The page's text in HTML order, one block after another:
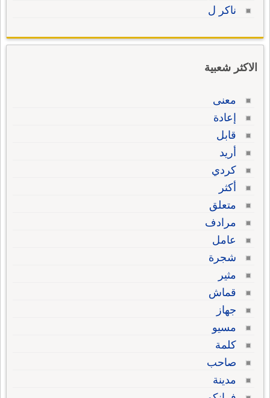
ناكر ل
الاكثر شعبية
معنى
إعادة
قابل
أريد
كردي
أكثر
متعلق
مرادف
عامل
شجرة
مثير
قماش
جهاز
مسيو
كلمة
صاحب
مدينة